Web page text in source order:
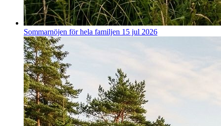
Sommarnöjen för hela familjen 15 jul 2026